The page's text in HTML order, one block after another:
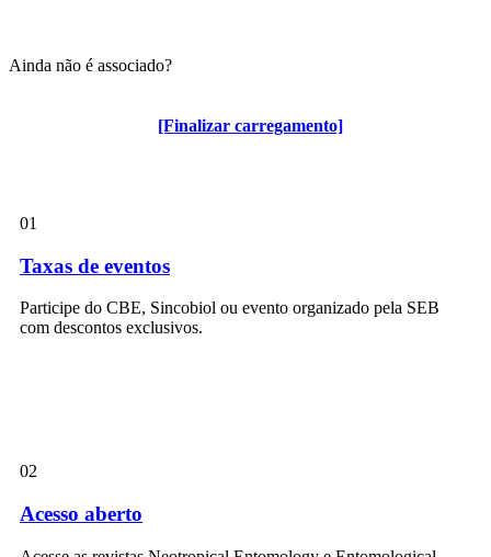
[Finalizar carregamento]
Ainda não é associado?
Algumas vantagens para associados
01
Taxas de eventos
Participe do CBE, Sincobiol ou evento organizado pela SEB
com descontos exclusivos.
02
Acesso aberto